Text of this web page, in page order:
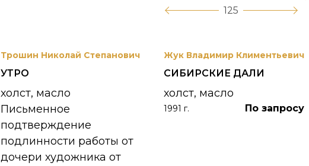
Трошин Николай Степанович
УТРО
холст, масло
Письменное
подтверждение
подлинности работы от
дочери художника от
125
Жук Владимир Климентьевич
СИБИРСКИЕ ДАЛИ
холст, масло
1991 г. По запросу